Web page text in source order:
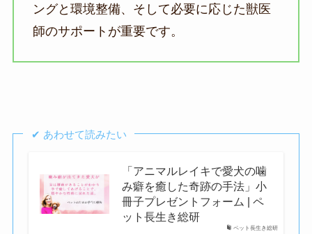
ングと環境整備、そして必要に応じた獣医
師のサポートが重要です。
✔︎ あわせて読みたい
ペット長生き総研
「アニマルレイキで愛犬の噛
み癖を癒した奇跡の手法」小
冊子プレゼントフォーム | ペ
ット長生き総研